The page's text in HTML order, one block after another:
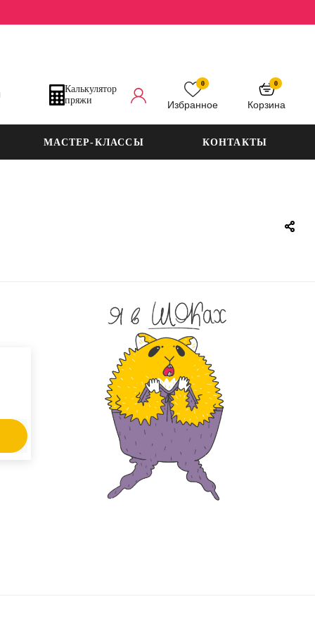
Калькулятор
пряжи
Избранное
0
Корзина
0
МАСТЕР-КЛАССЫ КОНТАКТЫ